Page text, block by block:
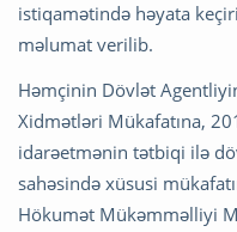
istiqamətində həyata
məlumat verilib.
Həmçinin Dövlət
Xidmətləri Mükafatına,
idarəetmənin tətbiqi ilə
sahəsində xüsusi
Hökumət Mükəmməlliyi